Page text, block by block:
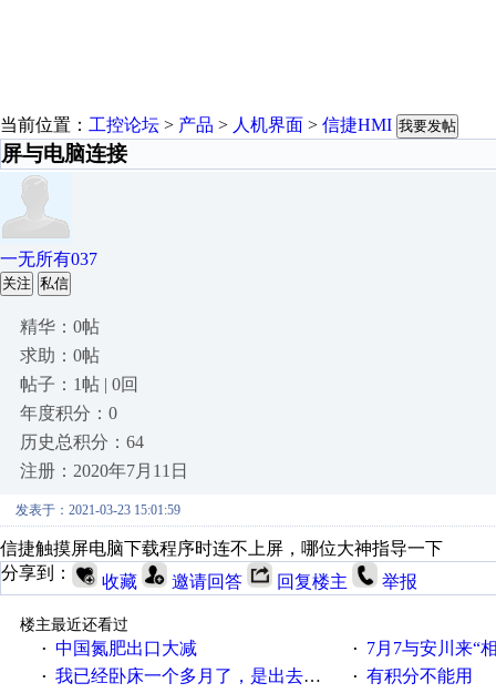
当前位置： 工控论坛 > 产品 > 人机界面 > 信捷HMI 我要发帖
屏与电脑连接
一无所有037
关注 私信
精华：0帖
求助：0帖
帖子：1帖 | 0回
年度积分：0
历史总积分：64
注册：2020年7月11日
发表于：2021-03-23 15:01:59
信捷触摸屏电脑下载程序时连不上屏，哪位大神指导一下
分享到：
收藏 邀请回答 回复楼主 举报
楼主最近还看过
· 中国氮肥出口大减 · 7月7与安川来“
· 我已经卧床一个多月了，是出去安装机械手在高速遭遇车祸所致:大家工作都要特别注意啊 · 有积分不能用